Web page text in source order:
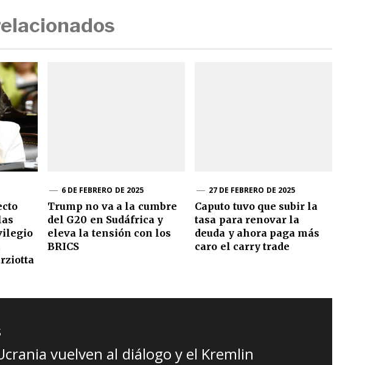
6 DE FEBRERO DE 2025
Trump no va a la cumbre
del G20 en Sudáfrica y
eleva la tensión con los
BRICS
27 DE FEBRERO DE 2025
Caputo tuvo que subir la
tasa para renovar la
deuda y ahora paga más
caro el carry trade
vuelven al diálogo y el Kremlin